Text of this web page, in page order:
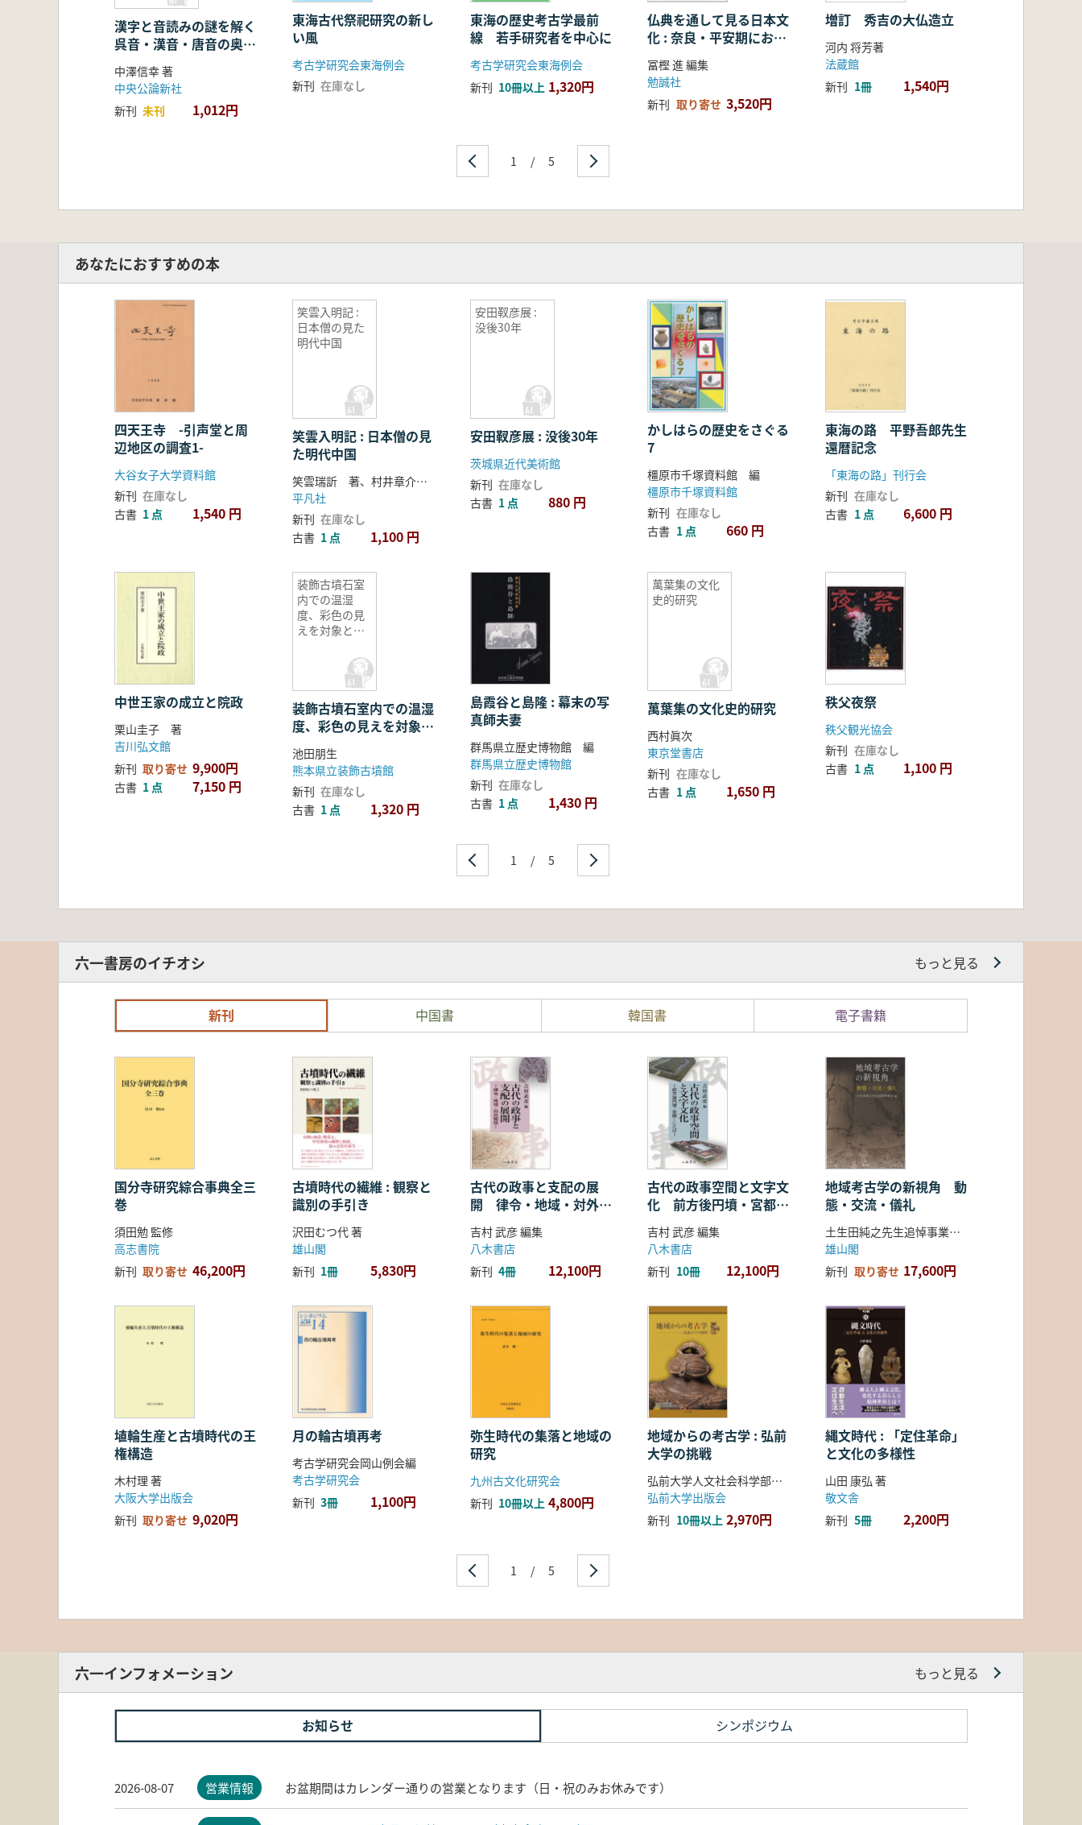
漢字と音読みの謎を解く
呉音・漢音・唐音の奥深
い世界
中澤信幸 著
中央公論新社
新刊 未刊 1,012円
東海古代祭祀研究の新し
い風
考古学研究会東海例会
新刊 在庫なし
東海の歴史考古学最前
線 若手研究者を中心に
考古学研究会東海例会
新刊 10冊以上 1,320円
仏典を通して見る日本文
化 : 奈良・平安期におけ
る仏教の受容・融合・展
開
冨樫 進 編集
勉誠社
新刊 取り寄せ 3,520円
増訂 秀吉の大仏造立
河内 将芳著
法蔵館
新刊 1冊 1,540円
1 / 5
あなたにおすすめの本
四天王寺 -引声堂と周
辺地区の調査1-
大谷女子大学資料館
新刊 在庫なし
古書 1 点 1,540 円
笑雲入明記 :
日本僧の見た
明代中国
笑雲入明記 : 日本僧の見
た明代中国
笑雲瑞訢 著、村井章介・須田牧子 編
平凡社
新刊 在庫なし
古書 1 点 1,100 円
安田靫彦展 :
没後30年
安田靫彦展 : 没後30年
茨城県近代美術館
新刊 在庫なし
古書 1 点 880 円
かしはらの歴史をさぐる
7
橿原市千塚資料館 編
橿原市千塚資料館
新刊 在庫なし
古書 1 点 660 円
東海の路 平野吾郎先生
還暦記念
「東海の路」刊行会
新刊 在庫なし
古書 1 点 6,600 円
中世王家の成立と院政
栗山圭子 著
吉川弘文館
新刊 取り寄せ 9,900円
古書 1 点 7,150 円
装飾古墳石室
内での温湿
度、彩色の見
えを対象とし
グシステムの
構築 研究報
告書
装飾古墳石室内での温湿
度、彩色の見えを対象と
したモニタリングシステ
ムの構築 研究報告書
池田朋生
熊本県立装飾古墳館
新刊 在庫なし
古書 1 点 1,320 円
島霞谷と島隆 : 幕末の写
真師夫妻
群馬県立歴史博物館 編
群馬県立歴史博物館
新刊 在庫なし
古書 1 点 1,430 円
萬葉集の文化
史的研究
萬葉集の文化史的研究
西村眞次
東京堂書店
新刊 在庫なし
古書 1 点 1,650 円
秩父夜祭
秩父観光協会
新刊 在庫なし
古書 1 点 1,100 円
1 / 5
六一書房のイチオシ もっと見る
新刊 中国書 韓国書 電子書籍
国分寺研究綜合事典全三
巻
須田勉 監修
高志書院
新刊 取り寄せ 46,200円
古墳時代の繊維 : 観察と
識別の手引き
沢田むつ代 著
雄山閣
新刊 1冊 5,830円
古代の政事と支配の展
開 律令・地域・対外関
係
吉村 武彦 編集
八木書店
新刊 4冊 12,100円
古代の政事空間と文字文
化 前方後円墳・宮都・
ことば
吉村 武彦 編集
八木書店
新刊 10冊 12,100円
地域考古学の新視角 動
態・交流・儀礼
土生田純之先生追悼事業会 編
雄山閣
新刊 取り寄せ 17,600円
埴輪生産と古墳時代の王
権構造
木村理 著
大阪大学出版会
新刊 取り寄せ 9,020円
月の輪古墳再考
考古学研究会岡山例会編
考古学研究会
新刊 3冊 1,100円
弥生時代の集落と地域の
研究
九州古文化研究会
新刊 10冊以上 4,800円
地域からの考古学 : 弘前
大学の挑戦
弘前大学人文社会科学部北日本考古学研究センター 編
弘前大学出版会
新刊 10冊以上 2,970円
縄文時代 : 「定住革命」
と文化の多様性
山田 康弘 著
敬文舎
新刊 5冊 2,200円
1 / 5
六一インフォメーション もっと見る
お知らせ シンポジウム
2026-08-07 営業情報 お盆期間はカレンダー通りの営業となります（日・祝のみお休みです）